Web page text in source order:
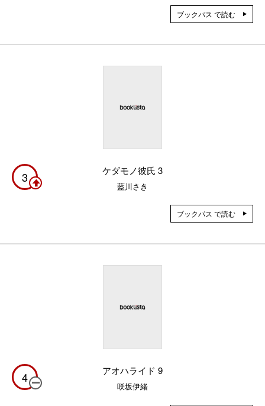
ブックパス で読む
3 ケダモノ彼氏 3
藍川さき
ブックパス で読む
4 アオハライド 9
咲坂伊緒